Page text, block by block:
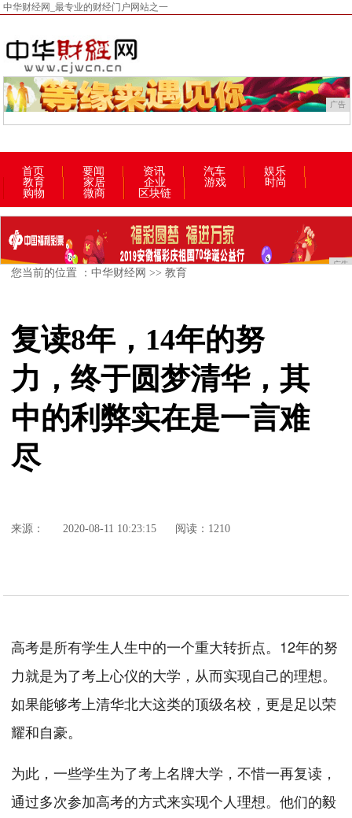
中华财经网_最专业的财经门户网站之一
广告
首页 要闻 资讯 汽车
娱乐
教育
家居 企业 游戏
时尚
购物
微商 区块链
广告
您当前的位置 ：中华财经网 >>教育
复读8年，14年的努
力，终于圆梦清华，其
中的利弊实在是一言难
尽
来源： 2020-08-11 10:23:15 阅读：1210
高考是所有学生人生中的一个重大转折点。12年的努
力就是为了考上心仪的大学，从而实现自己的理想。
如果能够考上清华北大这类的顶级名校，更是足以荣
耀和自豪。
为此，一些学生为了考上名牌大学，不惜一再复读，
通过多次参加高考的方式来实现个人理想。他们的毅